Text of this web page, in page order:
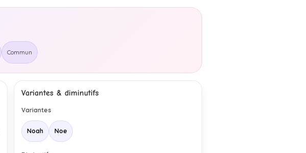
Commun
Variantes & diminutifs
Variantes
Noah Noe